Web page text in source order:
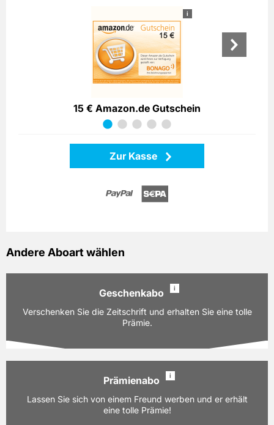
i
15 € Amazon.de Gutschein
Zur Kasse
Andere Aboart wählen
Geschenkabo i
Verschenken Sie die Zeitschrift und erhalten Sie eine tolle
Prämie.
Ausgaben:
13 Hefte für je z.Zt. 7,50 EUR
12 Monate
Prämienabo i
Lassen Sie sich von einem Freund werben und er erhält
eine tolle Prämie!